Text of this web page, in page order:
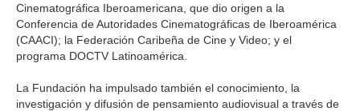
Cinematográfica Iberoamericana, que dio origen a la
Conferencia de Autoridades Cinematográficas de Iberoamérica
(CAACI); la Federación Caribeña de Cine y Video; y el
programa DOCTV Latinoamérica.
La Fundación ha impulsado también el conocimiento, la
investigación y difusión de pensamiento audiovisual a través de